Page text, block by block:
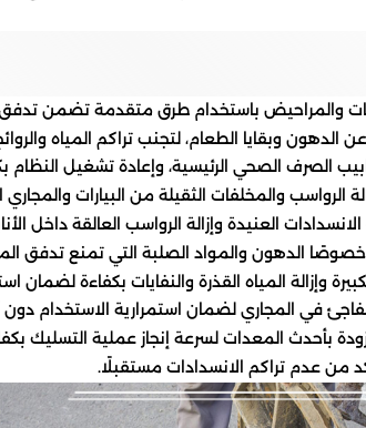
والمراحيض باستخدام طرق متقدمة تضمن
وبقايا الطعام، لتجنب تراكم المياه
الصرف الصحي الرئيسية، وإعادة تشغيل
الرواسب والمخلفات الثقيلة من البيارات
العنيدة وإزالة الرواسب العالقة داخل
خصوصًا الدهون والمواد الصلبة التي تمنع تدفق
وإزالة المياه القذرة والنفايات بكفاءة لضمان
في المجاري لضمان استمرارية الاستخدام
بأحدث المعدات لسرعة إنجاز عملية التسليك
من عدم تراكم الانسدادات مستقبلًا.